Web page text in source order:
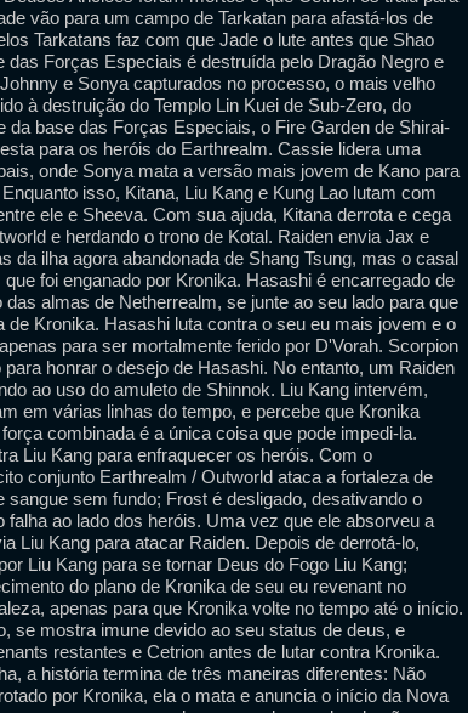
vão para um campo de Tarkatan para afastá-los de
Tarkatans faz com que Jade o lute antes que Shao
das Forças Especiais é destruída pelo Dragão Negro e
e Sonya capturados no processo, o mais velho
à destruição do Templo Lin Kuei de Sub-Zero, do
da base das Forças Especiais, o Fire Garden de Shirai-
para os heróis do Earthrealm. Cassie lidera uma
onde Sonya mata a versão mais jovem de Kano para
isso, Kitana, Liu Kang e Kung Lao lutam com
ele e Sheeva. Com sua ajuda, Kitana derrota e cega
e herdando o trono de Kotal. Raiden envia Jax e
da ilha agora abandonada de Shang Tsung, mas o casal
foi enganado por Kronika. Hasashi é encarregado de
almas de Netherrealm, se junte ao seu lado para que
Kronika. Hasashi luta contra o seu eu mais jovem e o
para ser mortalmente ferido por D'Vorah. Scorpion
honrar o desejo de Hasashi. No entanto, um Raiden
ao uso do amuleto de Shinnok. Liu Kang intervém,
em várias linhas do tempo, e percebe que Kronika
combinada é a única coisa que pode impedi-la.
Liu Kang para enfraquecer os heróis. Com o
conjunto Earthrealm / Outworld ataca a fortaleza de
sangue sem fundo; Frost é desligado, desativando o
ao lado dos heróis. Uma vez que ele absorveu a
Liu Kang para atacar Raiden. Depois de derrotá-lo,
Liu Kang para se tornar Deus do Fogo Liu Kang;
do plano de Kronika de seu eu revenant no
apenas para que Kronika volte no tempo até o início.
se mostra imune devido ao seu status de deus, e
restantes e Cetrion antes de lutar contra Kronika.
a história termina de três maneiras diferentes: Não
por Kronika, ela o mata e anuncia o início da Nova